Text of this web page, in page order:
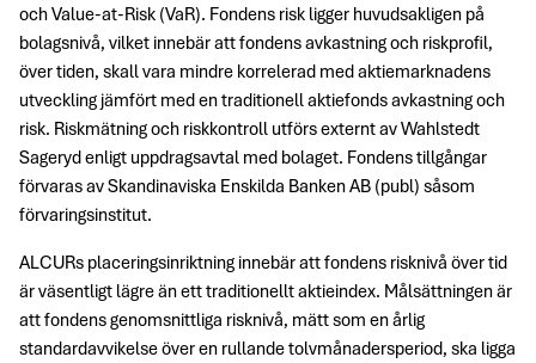
och Value-at-Risk (VaR). Fondens risk ligger huvudsakligen på
bolagsnivå, vilket innebär att fondens avkastning och riskprofil,
över tiden, skall vara mindre korrelerad med aktiemarknadens
utveckling jämfört med en traditionell aktiefonds avkastning och
risk. Riskmätning och riskkontroll utförs externt av Wahlstedt
Sageryd enligt uppdragsavtal med bolaget. Fondens tillgångar
förvaras av Skandinaviska Enskilda Banken AB (publ) såsom
förvaringsinstitut.
ALCURs placeringsinriktning innebär att fondens risknivå över tid
är väsentligt lägre än ett traditionellt aktieindex. Målsättningen är
att fondens genomsnittliga risknivå, mätt som en årlig
standardavvikelse över en rullande tolvmånadersperiod, ska ligga